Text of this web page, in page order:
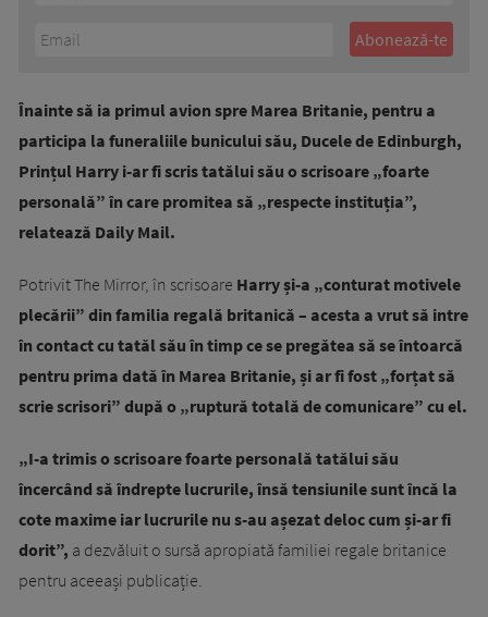
Înainte să ia primul avion spre Marea Britanie, pentru a
participa la funeraliile bunicului său, Ducele de Edinburgh,
Prințul Harry i-ar fi scris tatălui său o scrisoare „foarte
personală” în care promitea să „respecte instituția”,
relatează Daily Mail.
Potrivit The Mirror, în scrisoare Harry și-a „conturat motivele
plecării” din familia regală britanică – acesta a vrut să intre
în contact cu tatăl său în timp ce se pregătea să se întoarcă
pentru prima dată în Marea Britanie, și ar fi fost „forțat să
scrie scrisori” după o „ruptură totală de comunicare” cu el.
„I-a trimis o scrisoare foarte personală tatălui său
încercând să îndrepte lucrurile, însă tensiunile sunt încă la
cote maxime iar lucrurile nu s-au așezat deloc cum și-ar fi
dorit”, a dezvăluit o sursă apropiată familiei regale britanice
pentru aceeași publicație.